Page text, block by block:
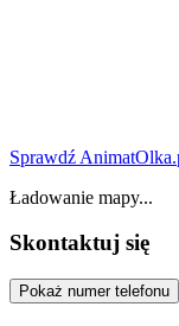
Sprawdź
Ładowanie mapy...
Skontaktuj się
Pokaż numer telefonu